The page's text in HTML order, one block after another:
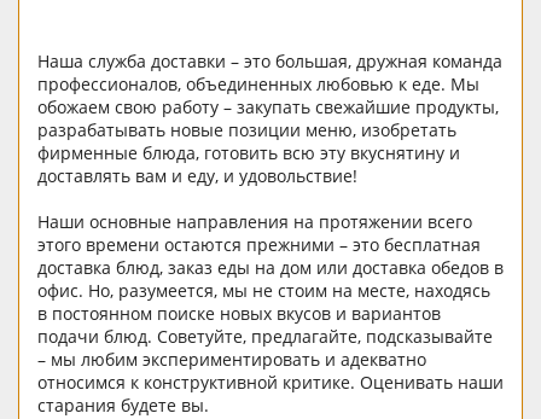
Наша служба доставки – это большая, дружная команда
профессионалов, объединенных любовью к еде. Мы
обожаем свою работу – закупать свежайшие продукты,
разрабатывать новые позиции меню, изобретать
фирменные блюда, готовить всю эту вкуснятину и
доставлять вам и еду, и удовольствие!
Наши основные направления на протяжении всего
этого времени остаются прежними – это бесплатная
доставка блюд, заказ еды на дом или доставка обедов в
офис. Но, разумеется, мы не стоим на месте, находясь
в постоянном поиске новых вкусов и вариантов
подачи блюд. Советуйте, предлагайте, подсказывайте
– мы любим экспериментировать и адекватно
относимся к конструктивной критике. Оценивать наши
старания будете вы.